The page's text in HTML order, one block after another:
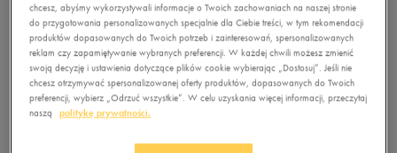
Brak produktów do wyświetlenia
usuń wybrane filtry
chcesz, abyśmy wykorzystywali informacje o Twoich zachowaniach na naszej stronie
do przygotowania personalizowanych specjalnie dla Ciebie treści, w tym rekomendacji
produktów dopasowanych do Twoich potrzeb i zainteresowań, spersonalizowanych
reklam czy zapamiętywanie wybranych preferencji. W każdej chwili możesz zmienić
swoją decyzję i ustawienia dotyczące plików cookie wybierając „Dostosuj”. Jeśli nie
chcesz otrzymywać spersonalizowanej oferty produktów, dopasowanych do Twoich
preferencji, wybierz „Odrzuć wszystkie”. W celu uzyskania więcej informacji, przeczytaj
naszą
politykę prywatności.